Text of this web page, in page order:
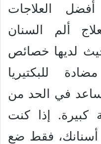
العلاجات
ألم السنان
لديها خصائص
للبكتيريا
في الحد من
كبيرة. إذا كنت
فقط ضع